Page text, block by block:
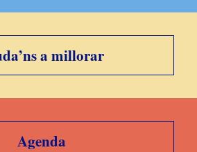
a millorar
Agenda